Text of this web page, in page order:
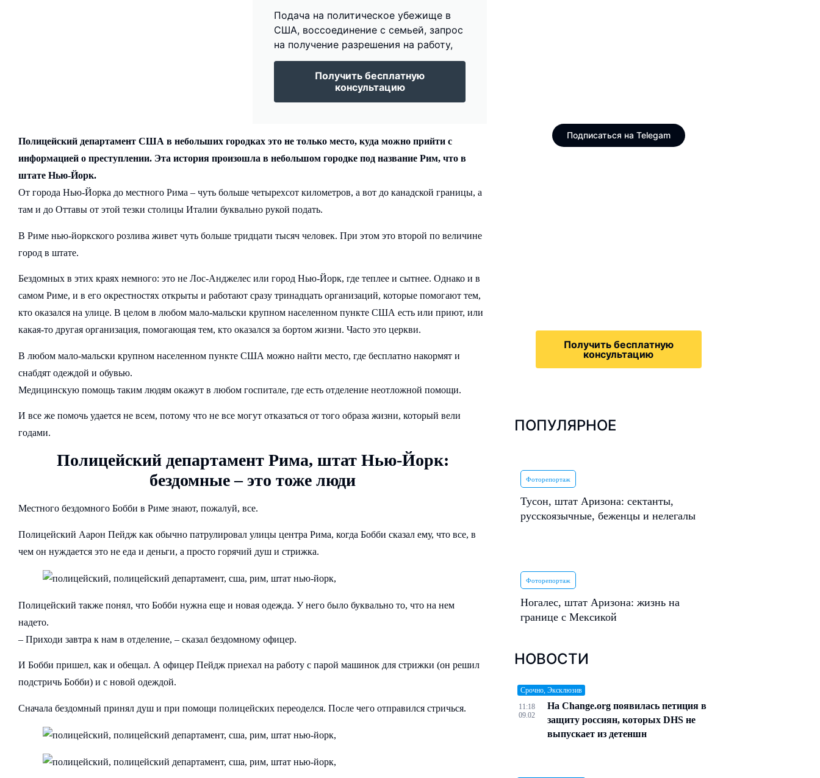
Подача на политическое убежище в
США, воссоединение с семьей, запрос
на получение разрешения на работу,
Получить бесплатную
консультацию
Полицейский департамент США в небольших городках это не только место, куда можно прийти с
информацией о преступлении. Эта история произошла в небольшом городке под название Рим, что в
штате Нью-Йорк.
От города Нью-Йорка до местного Рима – чуть больше четырехсот километров, а вот до канадской границы, а
там и до Оттавы от этой тезки столицы Италии буквально рукой подать.
В Риме нью-йоркского розлива живет чуть больше тридцати тысяч человек. При этом это второй по величине
город в штате.
Бездомных в этих краях немного: это не Лос-Анджелес или город Нью-Йорк, где теплее и сытнее. Однако и в
самом Риме, и в его окрестностях открыты и работают сразу тринадцать организаций, которые помогают тем,
кто оказался на улице. В целом в любом мало-мальски крупном населенном пункте США есть или приют, или
какая-то другая организация, помогающая тем, кто оказался за бортом жизни. Часто это церкви.
В любом мало-мальски крупном населенном пункте США можно найти место, где бесплатно накормят и
снабдят одеждой и обувью.
Медицинскую помощь таким людям окажут в любом госпитале, где есть отделение неотложной помощи.
И все же помочь удается не всем, потому что не все могут отказаться от того образа жизни, который вели
годами.
Полицейский департамент Рима, штат Нью-Йорк:
бездомные – это тоже люди
Местного бездомного Бобби в Риме знают, пожалуй, все.
Полицейский Аарон Пейдж как обычно патрулировал улицы центра Рима, когда Бобби сказал ему, что все, в
чем он нуждается это не еда и деньги, а просто горячий душ и стрижка.
Полицейский также понял, что Бобби нужна еще и новая одежда. У него было буквально то, что на нем
надето.
– Приходи завтра к нам в отделение, – сказал бездомному офицер.
И Бобби пришел, как и обещал. А офицер Пейдж приехал на работу ​​с парой машинок для стрижки (он решил
подстричь Бобби) и с новой одеждой.
Сначала бездомный принял душ и при помощи полицейских переоделся. После чего отправился стричься.
Подписаться на Telegam
Получить бесплатную
консультацию
ПОПУЛЯРНОЕ
Фоторепортаж
Тусон, штат Аризона: сектанты,
русскоязычные, беженцы и нелегалы
Фоторепортаж
Ногалес, штат Аризона: жизнь на
границе с Мексикой
НОВОСТИ
Срочно, Эксклюзив
11:18
09.02
На Change.org появилась петиция в
защиту россиян, которых DHS не
выпускает из детеншн